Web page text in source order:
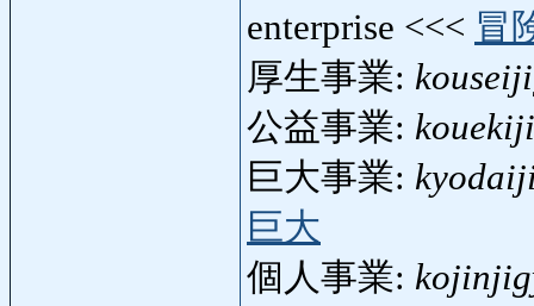
enterprise <<< 冒
厚生事業:
公益事業:
巨大事業:
巨大
個人事業: